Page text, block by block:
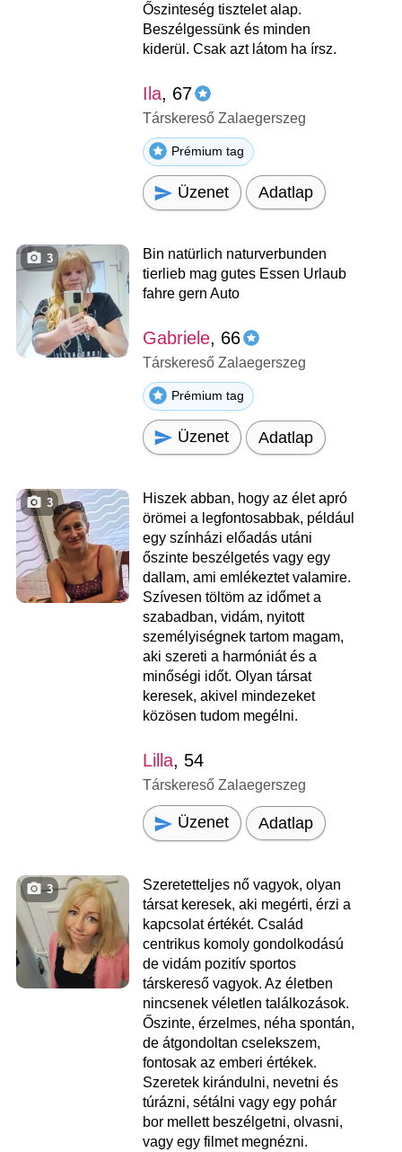
Őszinteség tisztelet alap.
Beszélgessünk és minden
kiderül. Csak azt látom ha írsz.
Ila, 67
Társkereső Zalaegerszeg
Prémium tag
Üzenet Adatlap
3
Bin natürlich naturverbunden
tierlieb mag gutes Essen Urlaub
fahre gern Auto
Gabriele, 66
Társkereső Zalaegerszeg
Prémium tag
Üzenet Adatlap
3
Hiszek abban, hogy az élet apró
örömei a legfontosabbak, például
egy színházi előadás utáni
őszinte beszélgetés vagy egy
dallam, ami emlékeztet valamire.
Szívesen töltöm az időmet a
szabadban, vidám, nyitott
személyiségnek tartom magam,
aki szereti a harmóniát és a
minőségi időt. Olyan társat
keresek, akivel mindezeket
közösen tudom megélni.
Lilla, 54
Társkereső Zalaegerszeg
Üzenet Adatlap
3
Szeretetteljes nő vagyok, olyan
társat keresek, aki megérti, érzi a
kapcsolat értékét. Család
centrikus komoly gondolkodású
de vidám pozitív sportos
társkereső vagyok. Az életben
nincsenek véletlen találkozások.
Őszinte, érzelmes, néha spontán,
de átgondoltan cselekszem,
fontosak az emberi értékek.
Szeretek kirándulni, nevetni és
túrázni, sétálni vagy egy pohár
bor mellett beszélgetni, olvasni,
vagy egy filmet megnézni.